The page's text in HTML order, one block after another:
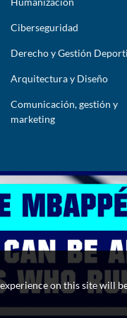
Ciberseguridad
Derecho y Gestión
Arquitectura y Diseño
Comunicación, gestión y
marketing
2026. Powered by Impact
on this site will